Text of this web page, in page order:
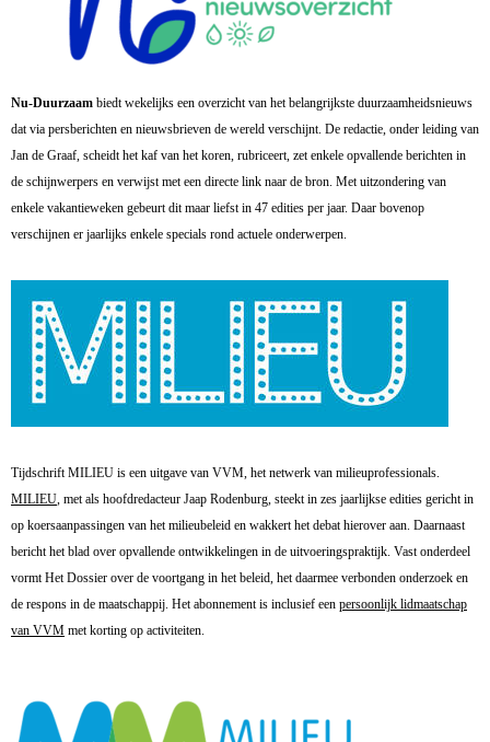
Nu-Duurzaam biedt wekelijks een overzicht van het belangrijkste duurzaamheidsnieuws
dat via persberichten en nieuwsbrieven de wereld verschijnt. De redactie, onder leiding van
Jan de Graaf, scheidt het kaf van het koren, rubriceert, zet enkele opvallende berichten in
de schijnwerpers en verwijst met een directe link naar de bron. Met uitzondering van
enkele vakantieweken gebeurt dit maar liefst in 47 edities per jaar. Daar bovenop
verschijnen er jaarlijks enkele specials rond actuele onderwerpen.
Tijdschrift MILIEU is een uitgave van VVM, het netwerk van milieuprofessionals.
MILIEU, met als hoofdredacteur Jaap Rodenburg, steekt in zes jaarlijkse edities gericht in
op koersaanpassingen van het milieubeleid en wakkert het debat hierover aan. Daarnaast
bericht het blad over opvallende ontwikkelingen in de uitvoeringspraktijk. Vast onderdeel
vormt Het Dossier over de voortgang in het beleid, het daarmee verbonden onderzoek en
de respons in de maatschappij. Het abonnement is inclusief een persoonlijk lidmaatschap
van VVM met korting op activiteiten.